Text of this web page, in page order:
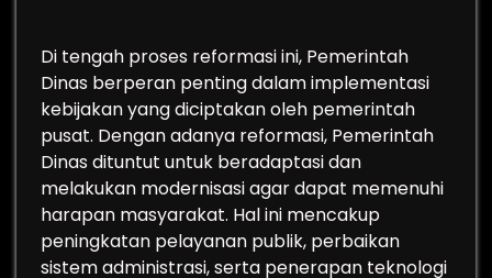
Di tengah proses reformasi ini, Pemerintah
Dinas berperan penting dalam implementasi
kebijakan yang diciptakan oleh pemerintah
pusat. Dengan adanya reformasi, Pemerintah
Dinas dituntut untuk beradaptasi dan
melakukan modernisasi agar dapat memenuhi
harapan masyarakat. Hal ini mencakup
peningkatan pelayanan publik, perbaikan
sistem administrasi, serta penerapan teknologi